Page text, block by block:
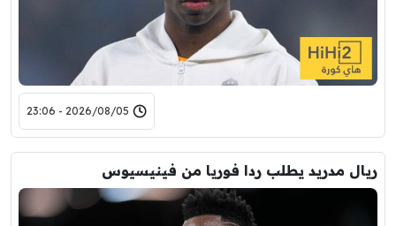
2026/08/05 - 23:06
ريال مدريد يطلب ردا فوريا من فينيسيوس